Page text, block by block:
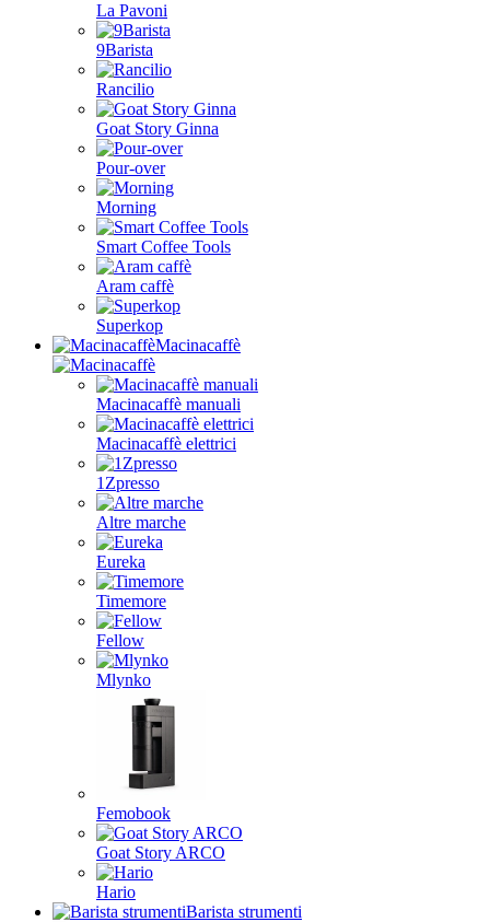
La Pavoni
9Barista
Rancilio
Goat Story Ginna
Pour-over
Morning
Smart Coffee Tools
Aram caffè
Superkop
Macinacaffè
Macinacaffè manuali
Macinacaffè elettrici
1Zpresso
Altre marche
Eureka
Timemore
Fellow
Mlynko
Femobook
Goat Story ARCO
Hario
Barista strumenti